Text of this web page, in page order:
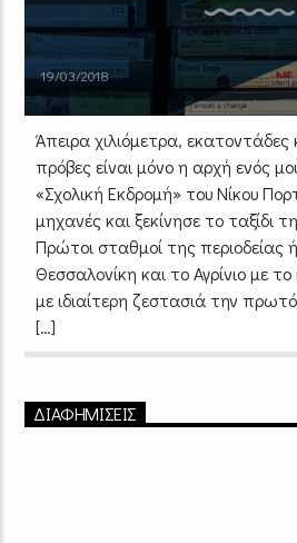
19/03/2018
Άπειρα χιλιόμετρα, εκατοντάδες
πρόβες είναι μόνο η αρχή ενός
«Σχολική Εκδρομή» του Νίκου
μηχανές και ξεκίνησε το ταξίδι
Πρώτοι σταθμοί της περιοδείας
Θεσσαλονίκη και το Αγρίνιο με
με ιδιαίτερη ζεστασιά την
[…]
ΔΙΑΦΗΜΙΣΕΙΣ